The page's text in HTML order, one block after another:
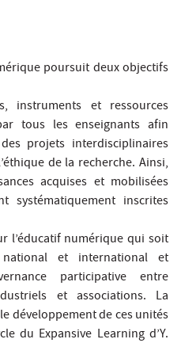
poursuit deux objectifs
instruments et ressources
tous les enseignants afin
des projets interdisciplinaires
de la recherche. Ainsi,
acquises et mobilisées
systématiquement inscrites
l’éducatif numérique qui soit
et international et
participative entre
et associations. La
développement de ces unités
du Expansive Learning d’Y.